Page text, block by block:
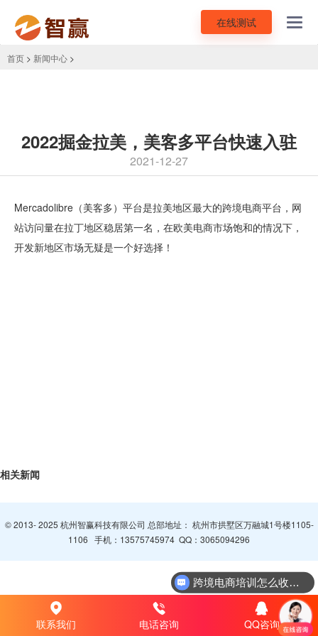
在线测试
首页 > 新闻中心 >
2022掘金拉美，美客多平台快速入驻
2021-12-27
Mercadolibre（美客多）平台是拉美地区最大的跨境电商平台，网
站访问量在拉丁地区稳居第一名，在欧美电商市场饱和的情况下，
开发新地区市场无疑是一个好选择！
相关新闻
© 2013- 2025 杭州智赢科技有限公司 总部地址： 杭州市拱墅区万融城1号楼1105-
1106 手机： 13575745974 QQ： 3065094296
联系我们 电话咨询 QQ咨询
跨境电商培训怎么收费？